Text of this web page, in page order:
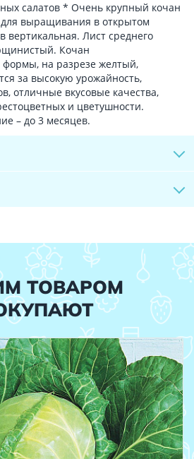
салатов * Очень крупный кочан
выращивания в открытом
вертикальная. Лист среднего
Кочан
на разрезе желтый,
за высокую урожайность,
отличные вкусовые качества,
и цветушности.
– до 3 месяцев.
ТОВАРОМ